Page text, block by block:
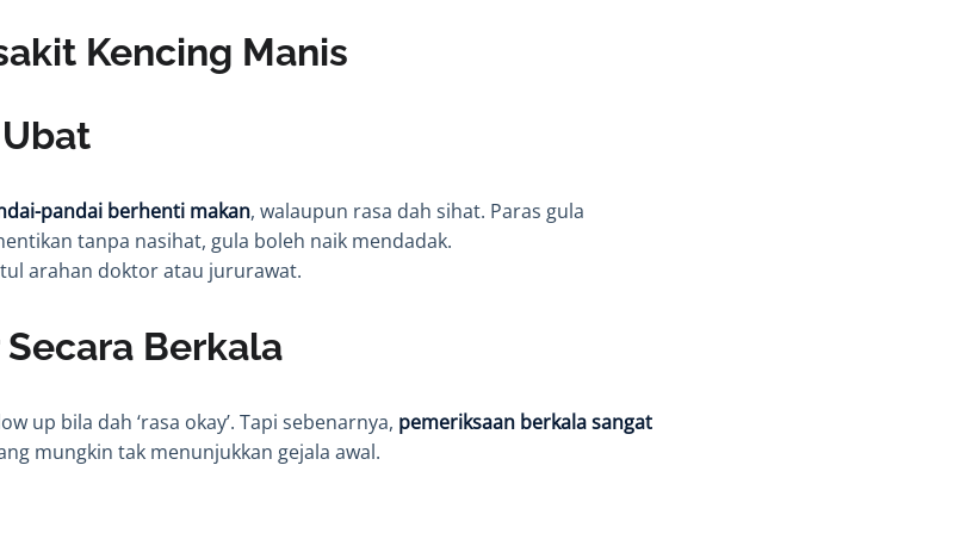
Kencing Manis
pandai berhenti makan, walaupun rasa dah sihat. Paras gula
tanpa nasihat, gula boleh naik mendadak.
arahan doktor atau jururawat.
Berkala
up bila dah ‘rasa okay’. Tapi sebenarnya, pemeriksaan berkala sangat
mungkin tak menunjukkan gejala awal.